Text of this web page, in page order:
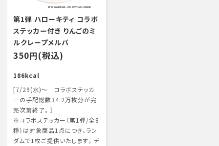
第1弾 ハローキティ コラボ
ステッカー付き りんごのミ
ルクレープメルバ
350円(税込)
186kcal
[7/29(水)～ コラボステッカ
ーの手配総数34.2万枚分が完
売次第終了。］
※コラボステッカー（第1弾/全8
種）は対象商品1点につき、ラン
ダムで1枚ご提供いたします。デ